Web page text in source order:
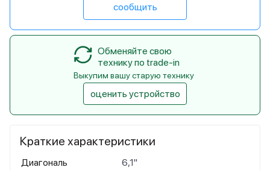
Краткие характеристики
Диагональ
6,1"
сообщить
Обменяйте свою
технику по trade-in
Выкупим вашу старую технику
оценить устройство